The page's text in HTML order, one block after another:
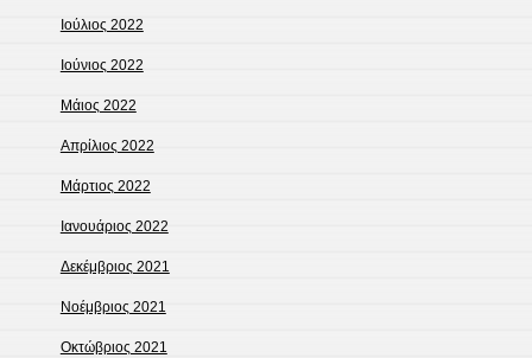
Ιούλιος 2022
Ιούνιος 2022
Μάιος 2022
Απρίλιος 2022
Μάρτιος 2022
Ιανουάριος 2022
Δεκέμβριος 2021
Νοέμβριος 2021
Οκτώβριος 2021